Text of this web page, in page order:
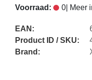
Voorraad: 0| Meer
EAN:
Product ID / SKU:
Brand: